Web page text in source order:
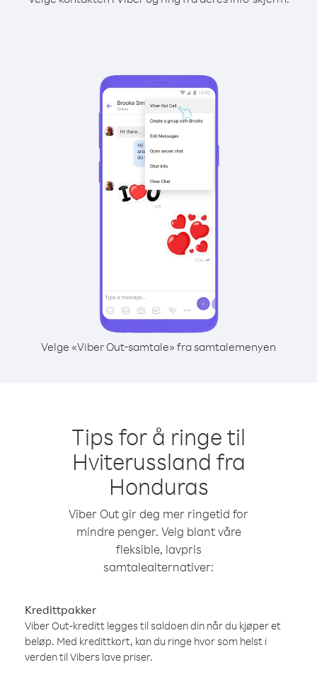
Velge «Viber Out-samtale» fra samtalemenyen
Tips for å ringe til
Hviterussland fra
Honduras
Viber Out gir deg mer ringetid for
mindre penger. Velg blant våre
fleksible, lavpris
samtalealternativer:
Kredittpakker
Viber Out-kreditt legges til saldoen din når du kjøper et
beløp. Med kredittkort, kan du ringe hvor som helst i
verden til Vibers lave priser.